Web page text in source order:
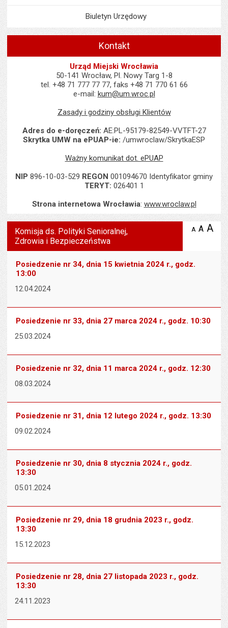
Biuletyn Urzędowy
Kontakt
Urząd Miejski Wrocławia
50-141 Wrocław, Pl. Nowy Targ 1-8
tel. +48 71 777 77 77, faks +48 71 770 61 66
e-mail: kum@um.wroc.pl
Zasady i godziny obsługi Klientów
Adres do e-doręczeń: AE:PL-95179-82549-VVTFT-27
Skrytka UMW na ePUAP-ie: /umwroclaw/SkrytkaESP
Ważny komunikat dot. ePUAP
NIP 896-10-03-529 REGON 001094670 Identyfikator gminy
TERYT: 026401 1
Strona internetowa Wrocławia: www.wroclaw.pl
Wyświetlono artykuł "Komisja ds. Polityki Senioralnej, Zdrowia i
Komisja ds. Polityki Senioralnej,
Zdrowia i Bezpieczeństwa
A zmniejsz
A A
Posiedzenie nr 34, dnia 15 kwietnia 2024 r., godz.
13:00
12.04.2024
Posiedzenie nr 33, dnia 27 marca 2024 r., godz. 10:30
25.03.2024
Posiedzenie nr 32, dnia 11 marca 2024 r., godz. 12:30
08.03.2024
Posiedzenie nr 31, dnia 12 lutego 2024 r., godz. 13:30
09.02.2024
Posiedzenie nr 30, dnia 8 stycznia 2024 r., godz.
13:30
05.01.2024
Posiedzenie nr 29, dnia 18 grudnia 2023 r., godz.
13:30
15.12.2023
Posiedzenie nr 28, dnia 27 listopada 2023 r., godz.
13:30
24.11.2023